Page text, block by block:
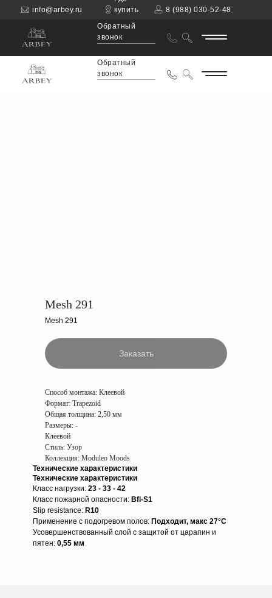
купить
8 (988) 030-52-48
info@arbey.ru
Обратный
звонок
Обратный
звонок
Mesh 291
Mesh 291
Заказать
Способ монтажа: Клеевой
Формат: Trapezoid
Общая толщина: 2,50 мм
Размеры: -
Клеевой
Стиль: Узор
Коллекция: Moduleo Moods
Технические характеристики
Технические характеристики
Класс нагрузки: 23 - 33 - 42
Класс пожарной опасности: Bfl-S1
Slip resistance: R10
Применение с подогревом полов: Подходит, макс 27°C
Усовершенствованный слой с защитой от царапин и
пятен: 0,55 мм